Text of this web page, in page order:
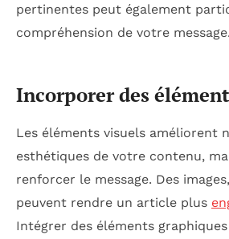
pertinentes peut également
compréhension de votre message.
Incorporer des
Les éléments visuels améliorent
esthétiques de votre contenu,
renforcer le message. Des
peuvent rendre un article plus
Intégrer des éléments